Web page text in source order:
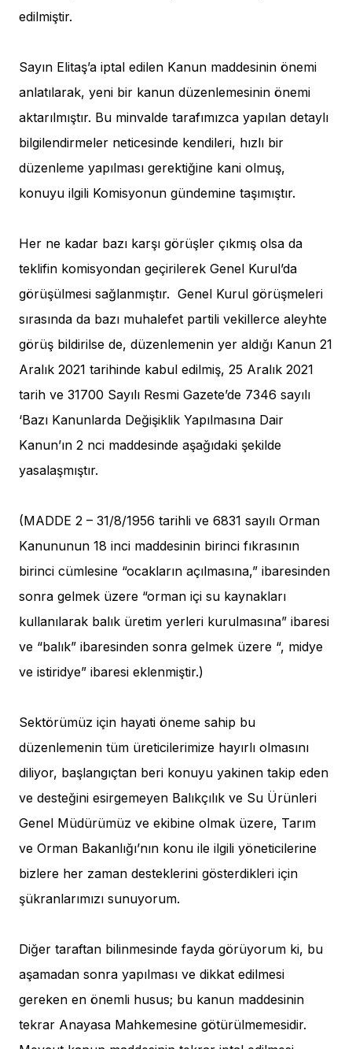
edilmiştir.
Sayın Elitaş’a iptal edilen Kanun maddesinin önemi
anlatılarak, yeni bir kanun düzenlemesinin önemi
aktarılmıştır. Bu minvalde tarafımızca yapılan detaylı
bilgilendirmeler neticesinde kendileri, hızlı bir
düzenleme yapılması gerektiğine kani olmuş,
konuyu ilgili Komisyonun gündemine taşımıştır.
Her ne kadar bazı karşı görüşler çıkmış olsa da
teklifin komisyondan geçirilerek Genel Kurul’da
görüşülmesi sağlanmıştır. Genel Kurul görüşmeleri
sırasında da bazı muhalefet partili vekillerce aleyhte
görüş bildirilse de, düzenlemenin yer aldığı Kanun 21
Aralık 2021 tarihinde kabul edilmiş, 25 Aralık 2021
tarih ve 31700 Sayılı Resmi Gazete’de 7346 sayılı
‘Bazı Kanunlarda Değişiklik Yapılmasına Dair
Kanun’ın 2 nci maddesinde aşağıdaki şekilde
yasalaşmıştır.
(MADDE 2 – 31/8/1956 tarihli ve 6831 sayılı Orman
Kanununun 18 inci maddesinin birinci fıkrasının
birinci cümlesine “ocakların açılmasına,” ibaresinden
sonra gelmek üzere “orman içi su kaynakları
kullanılarak balık üretim yerleri kurulmasına” ibaresi
ve “balık” ibaresinden sonra gelmek üzere “, midye
ve istiridye” ibaresi eklenmiştir.)
Sektörümüz için hayati öneme sahip bu
düzenlemenin tüm üreticilerimize hayırlı olmasını
diliyor, başlangıçtan beri konuyu yakinen takip eden
ve desteğini esirgemeyen Balıkçılık ve Su Ürünleri
Genel Müdürümüz ve ekibine olmak üzere, Tarım
ve Orman Bakanlığı’nın konu ile ilgili yöneticilerine
bizlere her zaman desteklerini gösterdikleri için
şükranlarımızı sunuyorum.
Diğer taraftan bilinmesinde fayda görüyorum ki, bu
aşamadan sonra yapılması ve dikkat edilmesi
gereken en önemli husus; bu kanun maddesinin
tekrar Anayasa Mahkemesine götürülmemesidir.